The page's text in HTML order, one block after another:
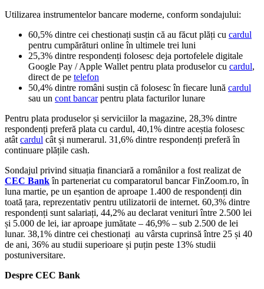
Utilizarea instrumentelor bancare moderne, conform sondajului:
60,5% dintre cei chestionați susțin că au făcut plăți cu cardul
pentru cumpărături online în ultimele trei luni
25,3% dintre respondenți folosesc deja portofelele digitale
Google Pay / Apple Wallet pentru plata produselor cu cardul,
direct de pe telefon
50,4% dintre români susțin că folosesc în fiecare lună cardul
sau un cont bancarpentru plata facturilor lunare
Pentru plata produselor și serviciilor la magazine, 28,3% dintre
respondenți preferă plata cu cardul, 40,1% dintre aceștia folosesc
atât cardul cât și numerarul. 31,6% dintre respondenți preferă în
continuare plățile cash.
Sondajul privind situația financiară a românilor a fost realizat de
CEC Bankîn parteneriat cu comparatorul bancar FinZoom.ro, în
luna martie, pe un eșantion de aproape 1.400 de respondenți din
toată țara, reprezentativ pentru utilizatorii de internet. 60,3% dintre
respondenți sunt salariați, 44,2% au declarat venituri între 2.500 lei
și 5.000 de lei, iar aproape jumătate – 46,9% – sub 2.500 de lei
lunar. 38,1% dintre cei chestionați au vârsta cuprinsă între 25 și 40
de ani, 36% au studii superioare și puțin peste 13% studii
postuniversitare.
Despre CEC Bank